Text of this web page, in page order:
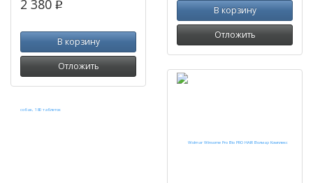
2 380 p
В корзину
Отложить
В корзину
Отложить